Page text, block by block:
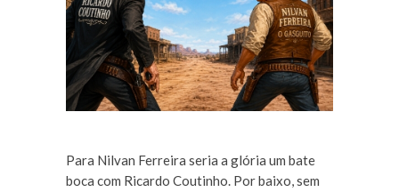
Para Nilvan Ferreira seria a glória um bate
boca com Ricardo Coutinho. Por baixo, sem